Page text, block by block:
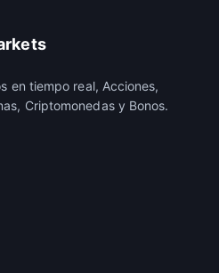
en tiempo real, Acciones,
Criptomonedas y Bonos.